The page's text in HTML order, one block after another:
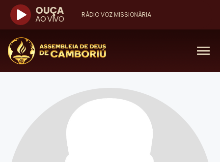
RÁDIO VOZ MISSIONÁRIA
OUÇA
AO VIVO